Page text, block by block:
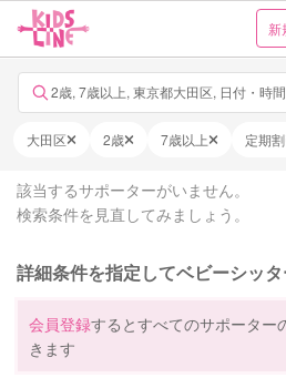
新
2歳, 7歳以上, 東京都大田区, 日付・時
大田区 2歳 7歳以上 定期
該当するサポーターがいません。
検索条件を見直してみましょう。
詳細条件を指定してベビーシッ
会員登録するとすべてのサポーター
きます